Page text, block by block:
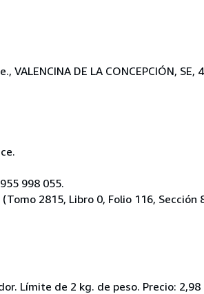
DE LA CONCEPCIÓN, SE,
998 055.
2815, Libro 0, Folio 116, Sección
Límite de 2 kg. de peso. Precio: 2,98